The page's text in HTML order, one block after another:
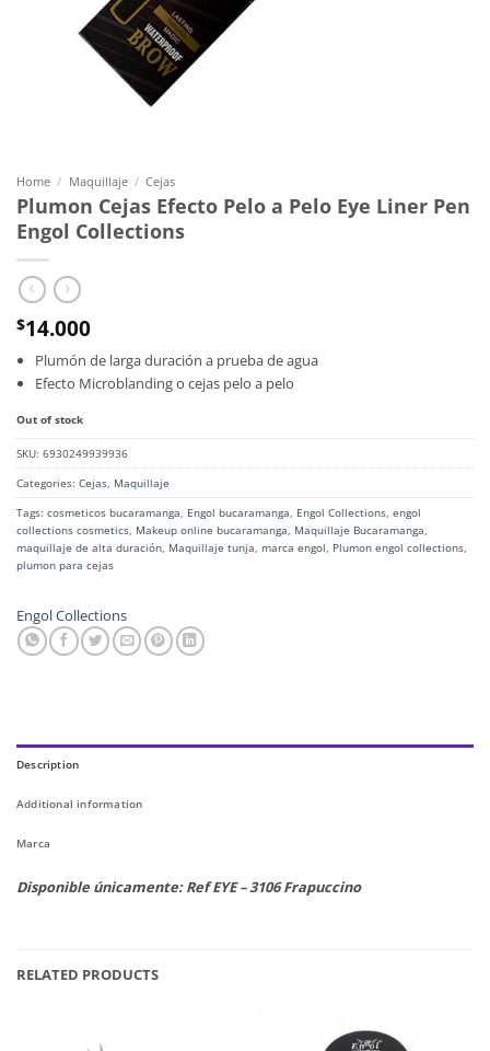
Home / Maquillaje / Cejas
Plumon Cejas Efecto Pelo a Pelo Eye Liner Pen
Engol Collections
$14.000
Plumón de larga duración a prueba de agua
Efecto Microblanding o cejas pelo a pelo
Out of stock
SKU: 6930249939936
Categories: Cejas, Maquillaje
Tags: cosmeticos bucaramanga, Engol bucaramanga, Engol Collections, engol
collections cosmetics, Makeup online bucaramanga, Maquillaje Bucaramanga,
maquillaje de alta duración, Maquillaje tunja, marca engol, Plumon engol collections,
plumon para cejas
Engol Collections
Description
Additional information
Marca
Disponible únicamente: Ref EYE – 3106 Frapuccino
RELATED PRODUCTS